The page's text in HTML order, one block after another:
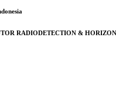
RADIODETECTION & HORIZON